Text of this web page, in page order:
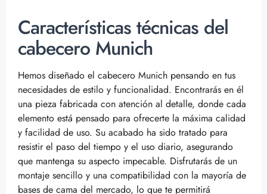
Características técnicas del
cabecero Munich
Hemos diseñado el cabecero Munich pensando en tus
necesidades de estilo y funcionalidad. Encontrarás en él
una pieza fabricada con atención al detalle, donde cada
elemento está pensado para ofrecerte la máxima calidad
y facilidad de uso. Su acabado ha sido tratado para
resistir el paso del tiempo y el uso diario, asegurando
que mantenga su aspecto impecable. Disfrutarás de un
montaje sencillo y una compatibilidad con la mayoría de
bases de cama del mercado, lo que te permitirá